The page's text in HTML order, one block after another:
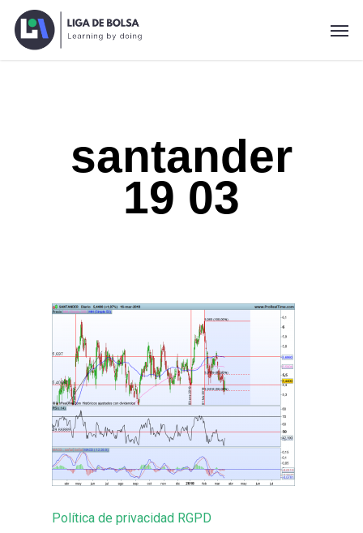
Skip
santander
19 03
Política de privacidad RGPD